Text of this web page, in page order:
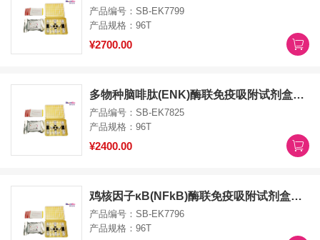
产品编号：SB-EK7799
产品规格：96T
¥2700.00
多物种脑啡肽(ENK)酶联免疫吸附试剂盒ENK ELISA Kit
产品编号：SB-EK7825
产品规格：96T
¥2400.00
鸡核因子κB(NFkB)酶联免疫吸附试剂盒NFkB ELISA Kit
产品编号：SB-EK7796
产品规格：96T